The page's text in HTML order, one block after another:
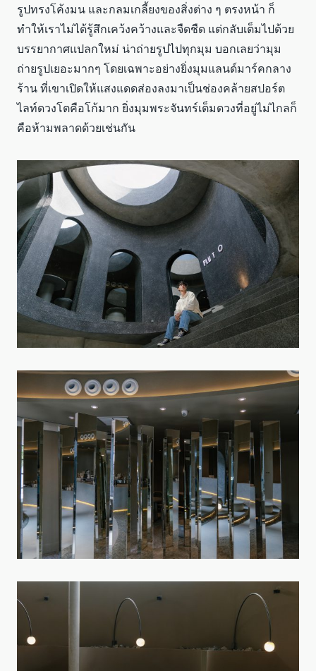
รูปทรงโค้งมน และกลมเกลี้ยงของสิ่งต่าง ๆ ตรงหน้า ก็
ทำให้เราไม่ได้รู้สึกเคว้งคว้างและจืดชืด แต่กลับเต็มไปด้วย
บรรยากาศแปลกใหม่ น่าถ่ายรูปไปทุกมุม บอกเลยว่ามุม
ถ่ายรูปเยอะมากๆ โดยเฉพาะอย่างยิ่งมุมแลนด์มาร์คกลาง
ร้าน ที่เขาเปิดให้แสงแดดส่องลงมาเป็นช่องคล้ายสปอร์ต
ไลท์ดวงโตคือโก้มาก ยิ่งมุมพระจันทร์เต็มดวงที่อยู่ไม่ไกลก็
คือห้ามพลาดด้วยเช่นกัน